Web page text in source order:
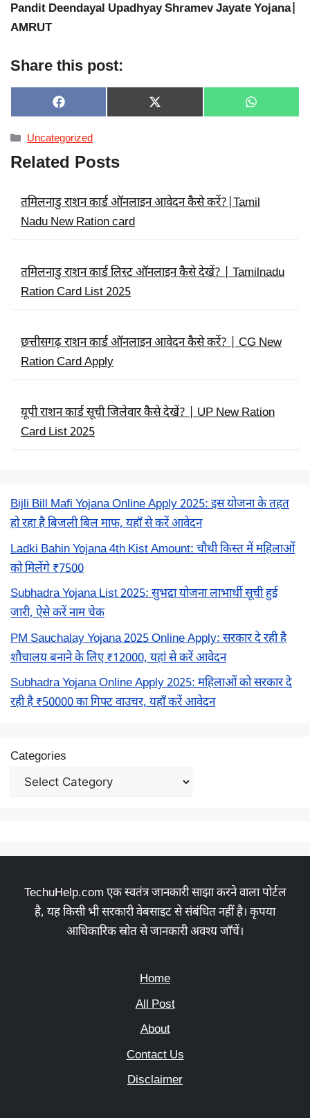
Pandit Deendayal Upadhyay Shramev Jayate Yojana|
AMRUT
Share this post:
SHARE
ON
F
A
E
B
O
SHARE
ON
X
(
R
SHARE
ON
W
H
Categories
Uncategorized
Related Posts
तमिलनाडु राशन कार्ड ऑनलाइन आवेदन कैसे करें?|Tamil
Nadu New Ration card
तमिलनाडु राशन कार्ड लिस्ट ऑनलाइन कैसे देखें? | Tamilnadu
Ration Card List 2025
छत्तीसगढ़ राशन कार्ड ऑनलाइन आवेदन कैसे करें? | CG New
Ration Card Apply
यूपी राशन कार्ड सूची जिलेवार कैसे देखें? | UP New Ration
Card List 2025
Bijli Bill Mafi Yojana Online Apply 2025: इस योजना के तहत
हो रहा है बिजली बिल माफ, यहाँ से करें आवेदन
Ladki Bahin Yojana 4th Kist Amount: चौथी किस्त में महिलाओं
को मिलेंगे ₹7500
Subhadra Yojana List 2025: सुभद्रा योजना लाभार्थी सूची हुई
जारी, ऐसे करें नाम चेक
PM Sauchalay Yojana 2025 Online Apply: सरकार दे रही है
शौचालय बनाने के लिए ₹12000, यहां से करें आवेदन
Subhadra Yojana Online Apply 2025: महिलाओं को सरकार दे
रही है ₹50000 का गिफ्ट वाउचर, यहाँ करें आवेदन
Categories
TechuHelp.com एक स्वतंत्र जानकारी साझा करने वाला पोर्टल
है, यह किसी भी सरकारी वेबसाइट से संबंधित नहीं है। कृपया
आधिकारिक स्रोत से जानकारी अवश्य जाँचें।
Home
All Post
About
Contact Us
Disclaimer